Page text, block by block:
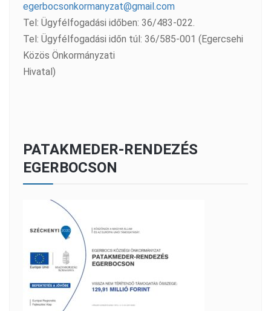
egerbocsonkormanyzat@gmail.com
Tel: Ügyfélfogadási időben: 36/483-022.
Tel: Ügyfélfogadási időn túl: 36/585-001 (Egercsehi
Közös Önkormányzati
Hivatal)
PATAKMEDER-RENDEZÉS
EGERBOCSON